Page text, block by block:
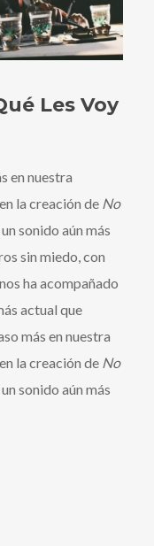
Les Voy
en nuestra
la creación de No
sonido aún más
sin miedo, con
ha acompañado
actual que
más en nuestra
la creación de No
sonido aún más